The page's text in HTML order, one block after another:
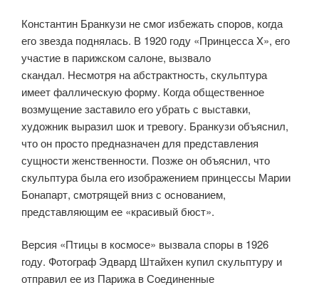
Константин Бранкузи не смог избежать споров, когда
его звезда поднялась. В 1920 году «Принцесса X», его
участие в парижском салоне, вызвало
скандал. Несмотря на абстрактность, скульптура
имеет фаллическую форму. Когда общественное
возмущение заставило его убрать с выставки,
художник выразил шок и тревогу. Бранкузи объяснил,
что он просто предназначен для представления
сущности женственности. Позже он объяснил, что
скульптура была его изображением принцессы Марии
Бонапарт, смотрящей вниз с основанием,
представляющим ее «красивый бюст».
Версия «Птицы в космосе» вызвала споры в 1926
году. Фотограф Эдвард Штайхен купил скульптуру и
отправил ее из Парижа в Соединенные